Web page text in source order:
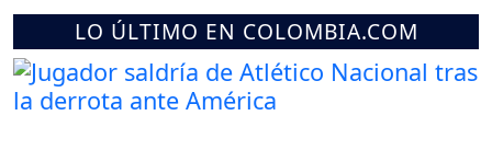
LO ÚLTIMO EN COLOMBIA.COM